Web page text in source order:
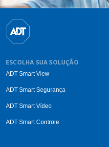
ESCOLHA SUA SOLUÇÃO
ADT Smart View
ADT Smart Segurança
ADT Smart Vídeo
ADT Smart Controle